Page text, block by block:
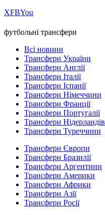
ХFBYou
футбольні трансфери
Всі новини
Трансфери України
Трансфери Англії
Трансфери Італії
Трансфери Іспанії
Трансфери Німеччини
Трансфери Франції
Трансфери Португалії
Трансфери Нідерландів
Трансфери Туреччини
Трансфери Європи
Трансфери Бразилії
Трансфери Аргентини
Трансфери Америки
Трансфери Африки
Трансфери Азії
Трансфери Росії